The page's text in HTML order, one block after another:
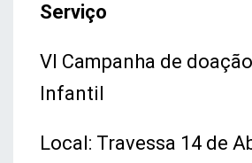
Serviço
VI Campanha de
Infantil
Local: Travessa 14 de